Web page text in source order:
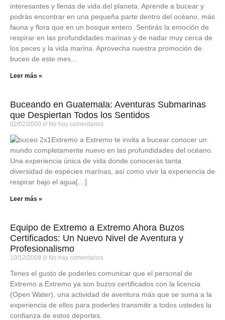
interesantes y llenas de vida del planeta. Aprende a bucear y
podrás encontrar en una pequeña parte dentro del océano, más
fauna y flora que en un bosque entero. Sentirás la emoción de
respirar en las profundidades marinas y de nadar muy cerca de
los peces y la vida marina. Aprovecha nuestra promoción de
buceo de este mes…
Leer más »
Buceando en Guatemala: Aventuras Submarinas
que Despiertan Todos los Sentidos
02/02/2009 No hay comentarios
Extremo a Extremo te invita a bucear conocer un
mundo completamente nuevo en las profundidades del océano.
Una experiencia única de vida donde conocerás tanta
diversidad de espécies marínas, así como vivir la experiencia de
respirar bajo el agua[…]
Leer más »
Equipo de Extremo a Extremo Ahora Buzos
Certificados: Un Nuevo Nivel de Aventura y
Profesionalismo
10/12/2008 No hay comentarios
Tenes el gusto de poderles comunicar que el personal de
Extremo a Extremo ya son buzos certificados con la licencia
(Open Water), una actividad de aventura más que se suma a la
experiencia de ellos para poderles transmitir a todos ustedes la
confianza de estos deportes.